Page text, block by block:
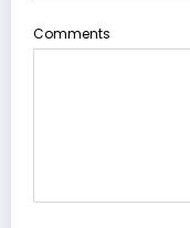
Comments